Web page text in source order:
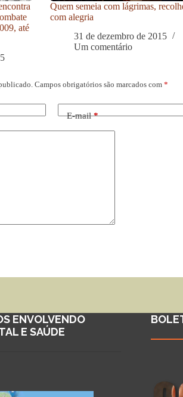
até
Quem semeia com lágrimas,
com alegria
31 de dezembro de 2015
Um comentário
Campos obrigatórios são marcados com *
E-mail*
ENVOLVENDO
E SAÚDE